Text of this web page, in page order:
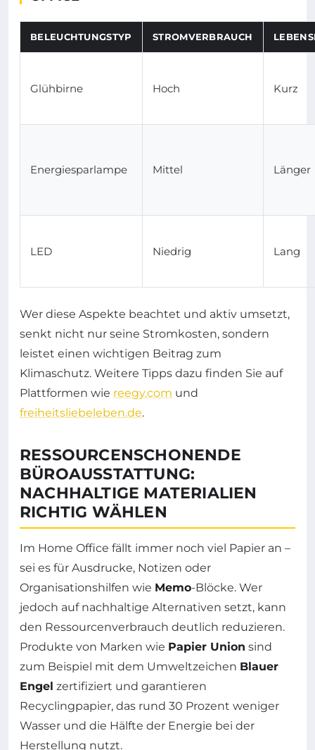
BELEUCHTUNGSTYP STROMVERBRAUCH
Glühbirne Hoch Kurz
Energiesparlampe Mittel Länger
LED Niedrig Lang
Wer diese Aspekte beachtet und aktiv umsetzt,
senkt nicht nur seine Stromkosten, sondern
leistet einen wichtigen Beitrag zum
Klimaschutz. Weitere Tipps dazu finden Sie auf
Plattformen wie reegy.com und
freiheitsliebeleben.de.
RESSOURCENSCHONENDE
BÜROAUSSTATTUNG:
NACHHALTIGE MATERIALIEN
RICHTIG WÄHLEN
Im Home Office fällt immer noch viel Papier an –
sei es für Ausdrucke, Notizen oder
Organisationshilfen wie Memo-Blöcke. Wer
jedoch auf nachhaltige Alternativen setzt, kann
den Ressourcenverbrauch deutlich reduzieren.
Produkte von Marken wie Papier Union sind
zum Beispiel mit dem Umweltzeichen Blauer
Engel zertifiziert und garantieren
Recyclingpapier, das rund 30 Prozent weniger
Wasser und die Hälfte der Energie bei der
Herstellung nutzt.